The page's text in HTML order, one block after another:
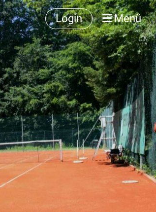
Login Menü